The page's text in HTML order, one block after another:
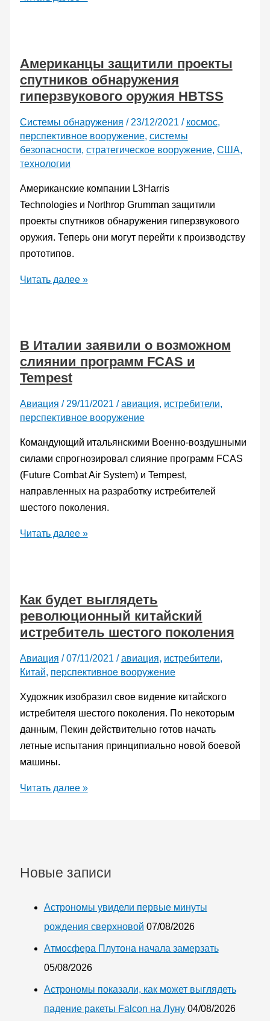
лазерную
систему
HELIOS
2022
году
Американцы защитили проекты
спутников обнаружения
гиперзвукового оружия HBTSS
Системы обнаружения / 23/12/2021 / космос,
перспективное вооружение, системы
безопасности, стратегическое вооружение, США,
технологии
Американские компании L3Harris
Technologies и Northrop Grumman защитили
проекты спутников обнаружения гиперзвукового
оружия. Теперь они могут перейти к производству
прототипов.
Американцы
обнаружения
гиперзвукового
оружия
Читать далее »
В Италии заявили о возможном
слиянии программ FCAS и
Tempest
Авиация / 29/11/2021 /авиация, истребители,
перспективное вооружение
Командующий итальянскими Военно-воздушными
силами спрогнозировал слияние программ FCAS
(Future Combat Air System) и Tempest,
направленных на разработку истребителей
шестого поколения.
В
возможном
слиянии
программ
и
Tempest
Читать далее »
Как будет выглядеть
революционный китайский
истребитель шестого поколения
Авиация /07/11/2021 /авиация, истребители,
Китай, перспективное вооружение
Художник изобразил свое видение китайского
истребителя шестого поколения. По некоторым
данным, Пекин действительно готов начать
летные испытания принципиально новой боевой
машины.
Как
истребитель
поколения
Читать далее »
Новые записи
Астрономы увидели первые минуты
рождения сверхновой 07/08/2026
Атмосфера Плутона начала замерзать
05/08/2026
Астрономы показали, как может выглядеть
падение ракеты Falcon на Луну 04/08/2026